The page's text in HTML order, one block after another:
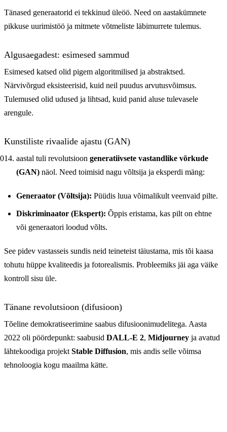
Tänased generaatorid ei tekkinud üleöö. Need on aastakümnete
pikkuse uurimistöö ja mitmete võtmeliste läbimurrete tulemus.
Algusaegadest: esimesed sammud
Esimesed katsed olid pigem algoritmilised ja abstraktsed.
Närvivõrgud eksisteerisid, kuid neil puudus arvutusvõimsus.
Tulemused olid udused ja lihtsad, kuid panid aluse tulevasele
arengule.
Kunstiliste rivaalide ajastu (GAN)
aastal tuli revolutsioon generatiivsete vastandlike võrkude
(GAN) näol. Need toimisid nagu võltsija ja eksperdi mäng:
Generaator (Võltsija): Püüdis luua võimalikult veenvaid pilte.
Diskriminaator (Ekspert): Õppis eristama, kas pilt on ehtne
või generaatori loodud võlts.
See pidev vastasseis sundis neid teineteist täiustama, mis tõi kaasa
tohutu hüppe kvaliteedis ja fotorealismis. Probleemiks jäi aga väike
kontroll sisu üle.
Tänane revolutsioon (difusioon)
Tõeline demokratiseerimine saabus difusioonimudelitega. Aasta
2022 oli pöördepunkt: saabusid DALL-E 2, Midjourney ja avatud
lähtekoodiga projekt Stable Diffusion, mis andis selle võimsa
tehnoloogia kogu maailma kätte.